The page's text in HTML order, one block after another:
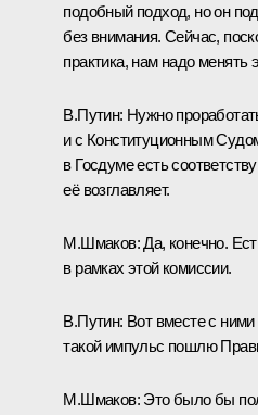
подобный подход, но он
без внимания. Сейчас,
практика, нам надо менять
В.Путин: Нужно
и с Конституционным
в Госдуме есть
её возглавляет.
М.Шмаков:Да, конечно.
в рамках этой комиссии.
В.Путин: Вот вместе с
такой импульс пошлю
М.Шмаков: Это было бы